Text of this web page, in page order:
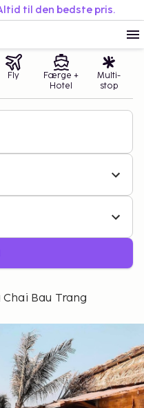
til den bedste pris.
Fly
Færge +
Hotel
Multi-
stop
Bau Trang